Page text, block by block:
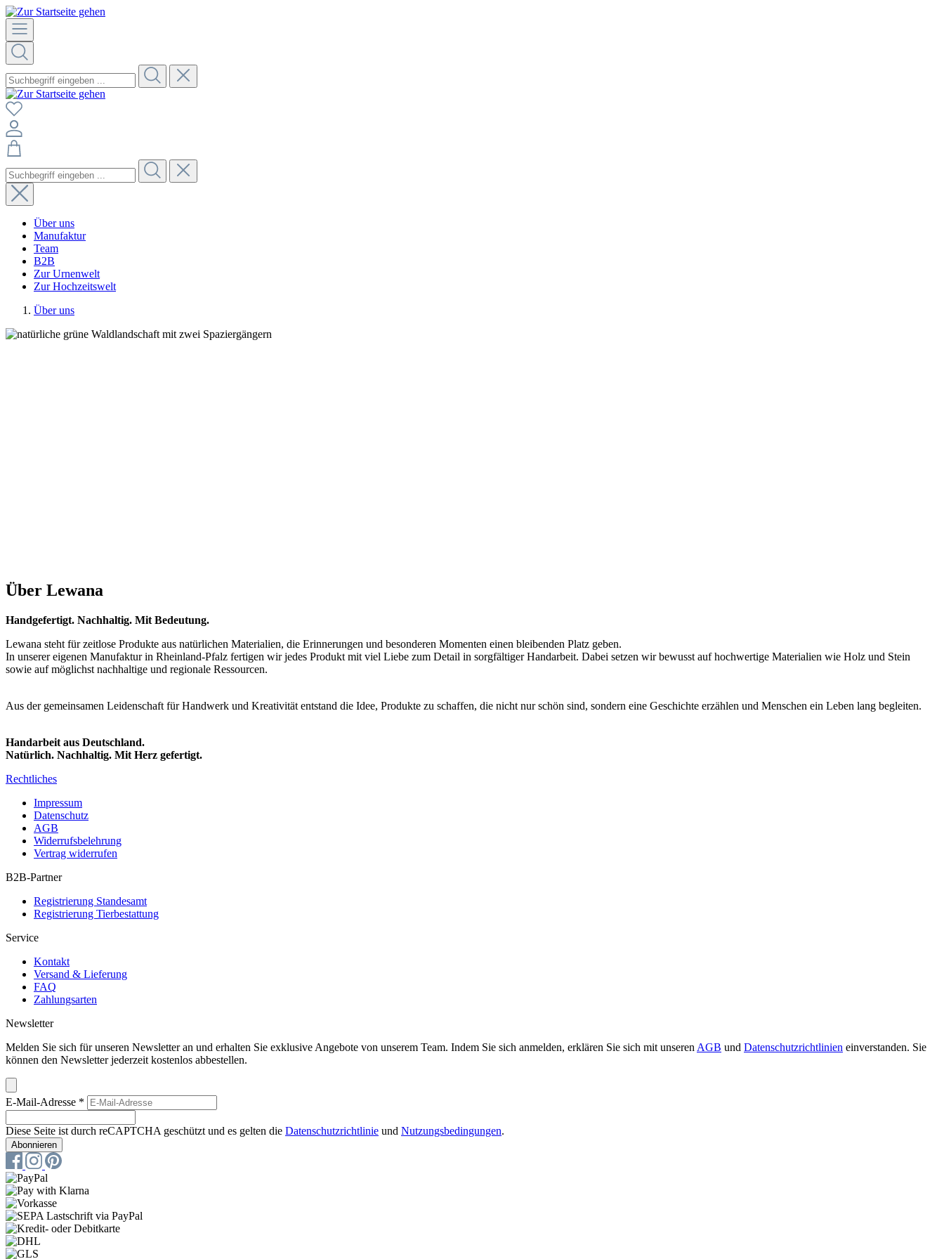
Über uns
Manufaktur
Team
B2B
Zur Urnenwelt
Zur Hochzeitswelt
Über uns
Über Lewana
Handgefertigt. Nachhaltig. Mit Bedeutung.
Lewana steht für zeitlose Produkte aus natürlichen Materialien, die Erinnerungen und besonderen Momenten einen bleibenden Platz geben.
In unserer eigenen Manufaktur in Rheinland-Pfalz fertigen wir jedes Produkt mit viel Liebe zum Detail in sorgfältiger Handarbeit. Dabei setzen wir bewusst auf hochwertige Materialien wie Holz und Stein
sowie auf möglichst nachhaltige und regionale Ressourcen.
Aus der gemeinsamen Leidenschaft für Handwerk und Kreativität entstand die Idee, Produkte zu schaffen, die nicht nur schön sind, sondern eine Geschichte erzählen und Menschen ein Leben lang begleiten.
Handarbeit aus Deutschland.
Natürlich. Nachhaltig. Mit Herz gefertigt.
Rechtliches
Impressum
Datenschutz
AGB
Widerrufsbelehrung
Vertrag widerrufen
B2B-Partner
Registrierung Standesamt
Registrierung Tierbestattung
Service
Kontakt
Versand & Lieferung
FAQ
Zahlungsarten
Newsletter
Melden Sie sich für unseren Newsletter an und erhalten Sie exklusive Angebote von unserem Team. Indem Sie sich anmelden, erklären Sie sich mit unseren AGB und Datenschutzrichtlinien einverstanden. Sie
können den Newsletter jederzeit kostenlos abbestellen.
E-Mail-Adresse *
Diese Seite ist durch reCAPTCHA geschützt und es gelten die Datenschutzrichtlinie und Nutzungsbedingungen.
Abonnieren